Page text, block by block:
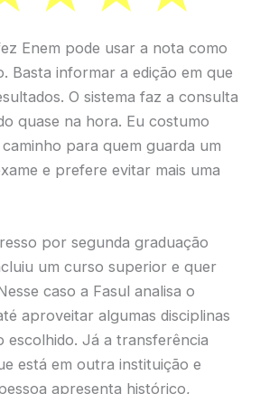
Enem pode usar a nota como
Basta informar a edição em que
O sistema faz a consulta
quase na hora. Eu costumo
para quem guarda um
e prefere evitar mais uma
por segunda graduação
um curso superior e quer
caso a Fasul analisa o
aproveitar algumas disciplinas
escolhido. Já a transferência
está em outra instituição e
apresenta histórico,